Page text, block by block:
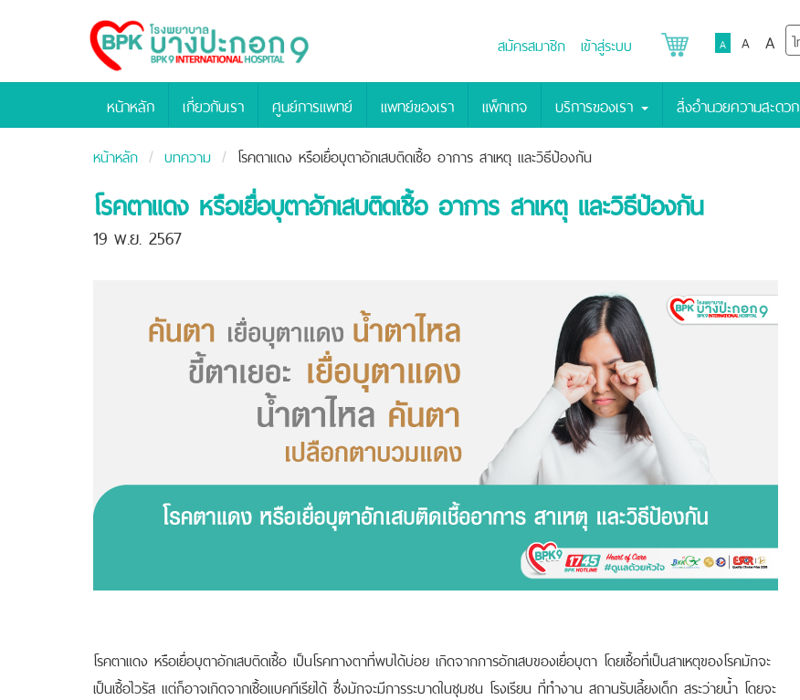
Bangpakok
Hospital
สมัครสมาชิก เข้าสู่ระบบ A A A
หน้าหลัก เกี่ยวกับเรา ศูนย์การแพทย์ แพทย์ของเรา แพ็กเกจ บริการของเรา สิ่งอำนวยความสะดวก
หน้าหลัก บทความ โรคตาแดง หรือเยื่อบุตาอักเสบติดเชื้อ อาการ สาเหตุ และวิธีป้องกัน
โรคตาแดง หรือเยื่อบุตาอักเสบติดเชื้อ อาการ สาเหตุ และวิธีป้องกัน
19 พ.ย. 2567
โรคตาแดง หรือเยื่อบุตาอักเสบติดเชื้อ เป็นโรคทางตาที่พบได้บ่อย เกิดจากการอักเสบของเยื่อบุตา โดยเชื้อที่เป็นสาเหตุของโรคมักจะ
เป็นเชื้อไวรัส แต่ก็อาจเกิดจากเชื้อแบคทีเรียได้ ซึ่งมักจะมีการระบาดในชุมชน โรงเรียน ที่ทำงาน สถานรับเลี้ยงเด็ก สระว่ายน้ำ โดยจะ